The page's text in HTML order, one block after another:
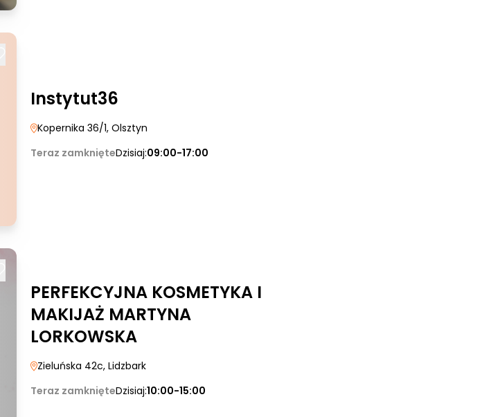
Instytut36
Kopernika 36/1, Olsztyn
Teraz zamknięteDzisiaj:09:00-17:00
PERFEKCYJNA KOSMETYKA I
MAKIJAŻ MARTYNA
LORKOWSKA
Zieluńska 42c, Lidzbark
Teraz zamknięteDzisiaj:10:00-15:00